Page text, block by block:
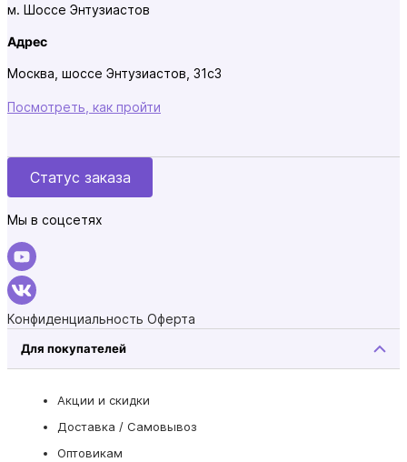
м. Шоссе Энтузиастов
Адрес
Москва, шоссе Энтузиастов, 31с3
Посмотреть, как пройти
Статус заказа
Мы в соцсетях
Конфиденциальность Оферта
Для покупателей
Акции и скидки
Доставка / Самовывоз
Оптовикам